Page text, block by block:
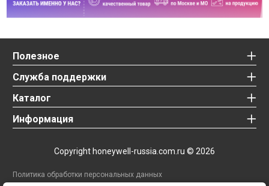
Полезное
Служба поддержки
Каталог
Информация
Copyright honeywell-russia.com.ru © 2026
Политика обработки персональных данных